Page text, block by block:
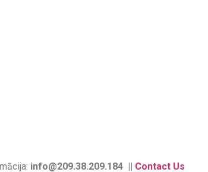
info@209.38.209.184 || Contact Us